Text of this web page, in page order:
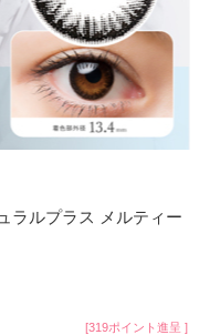
ラルプラス メルティー
[319ポイント進呈 ]